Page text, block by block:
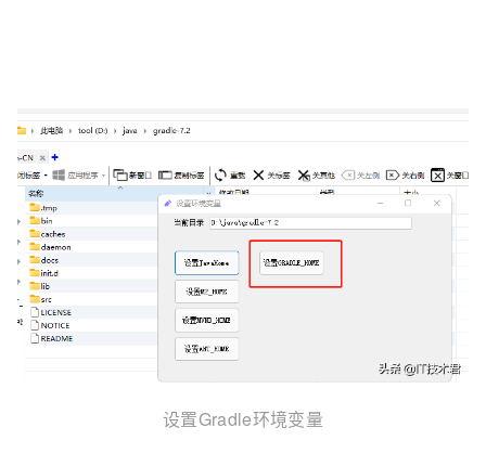
设置Gradle环境变量